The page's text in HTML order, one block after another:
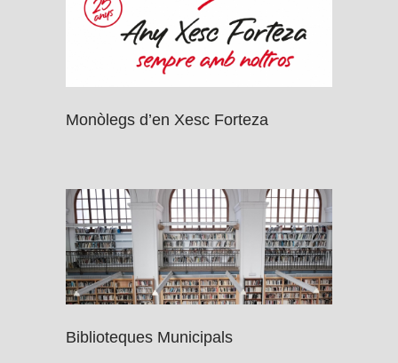
Monòlegs d’en Xesc Forteza
Biblioteques Municipals